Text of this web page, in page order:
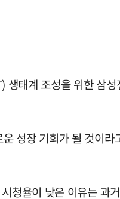
태계 조성을 위한 삼
성장 기회가 될 것이
율이 낮은 이유는 과